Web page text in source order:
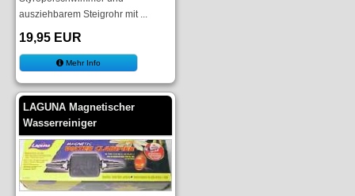
ausziehbarem Steigrohr mit ...
19,95 EUR
Mehr Info
LAGUNA Magnetischer
Wasserreiniger